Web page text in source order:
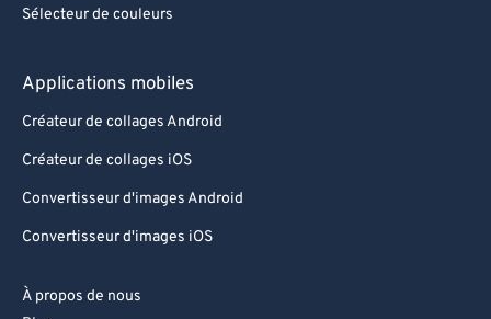
Sélecteur de couleurs
Applications mobiles
Créateur de collages Android
Créateur de collages iOS
Convertisseur d'images Android
Convertisseur d'images iOS
À propos de nous